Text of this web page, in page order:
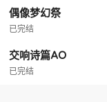
偶像梦幻祭
已完结
交响诗篇AO
已完结